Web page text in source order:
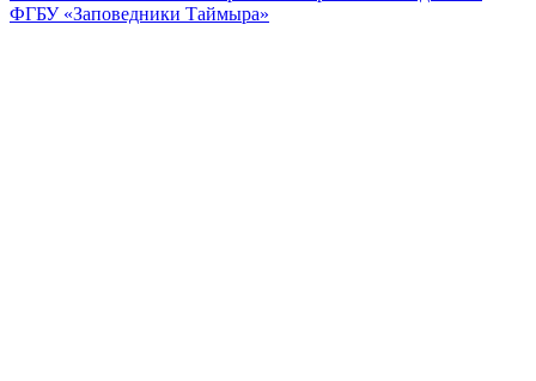
ФГБУ «Заповедники Таймыра»